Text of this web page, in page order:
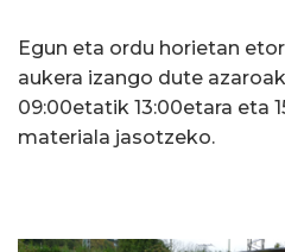
Egun eta ordu horietan
aukera izango dute
09:00etatik 13:00etara eta
materiala jasotzeko.